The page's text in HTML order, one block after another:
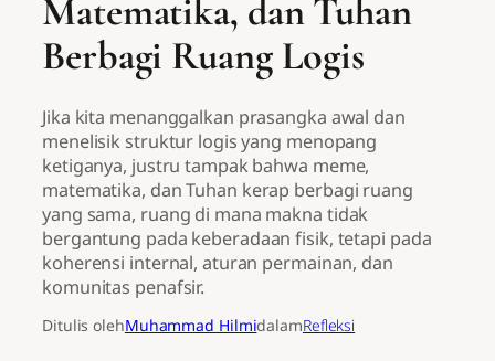
Matematika, dan Tuhan
Berbagi Ruang Logis
Jika kita menanggalkan prasangka awal dan
menelisik struktur logis yang menopang
ketiganya, justru tampak bahwa meme,
matematika, dan Tuhan kerap berbagi ruang
yang sama, ruang di mana makna tidak
bergantung pada keberadaan fisik, tetapi pada
koherensi internal, aturan permainan, dan
komunitas penafsir.
Ditulis olehMuhammad HilmidalamRefleksi